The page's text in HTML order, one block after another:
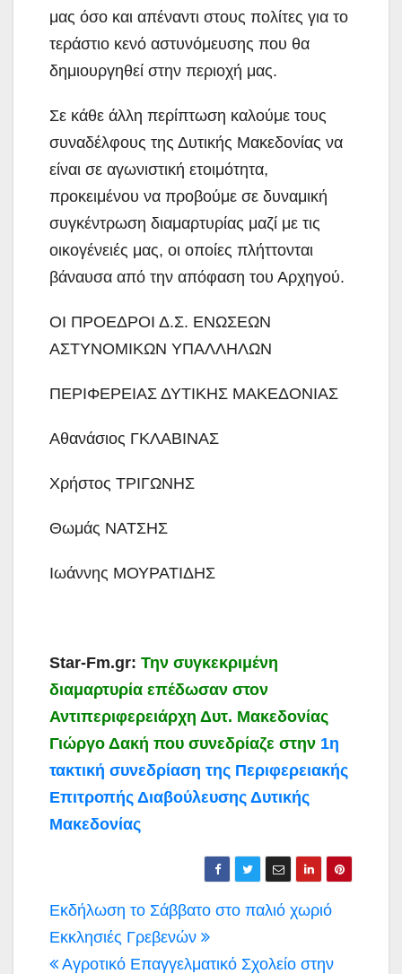
μας όσο και απέναντι στους πολίτες για το
τεράστιο κενό αστυνόμευσης που θα
δημιουργηθεί στην περιοχή μας.
Σε κάθε άλλη περίπτωση καλούμε τους
συναδέλφους της Δυτικής Μακεδονίας να
είναι σε αγωνιστική ετοιμότητα,
προκειμένου να προβούμε σε δυναμική
συγκέντρωση διαμαρτυρίας μαζί με τις
οικογένειές μας, οι οποίες πλήττονται
βάναυσα από την απόφαση του Αρχηγού.
ΟΙ ΠΡΟΕΔΡΟΙ Δ.Σ. ΕΝΩΣΕΩΝ
ΑΣΤΥΝΟΜΙΚΩΝ ΥΠΑΛΛΗΛΩΝ
ΠΕΡΙΦΕΡΕΙΑΣ ΔΥΤΙΚΗΣ ΜΑΚΕΔΟΝΙΑΣ
Αθανάσιος ΓΚΛΑΒΙΝΑΣ
Χρήστος ΤΡΙΓΩΝΗΣ
Θωμάς ΝΑΤΣΗΣ
Ιωάννης ΜΟΥΡΑΤΙΔΗΣ
Star-Fm.gr: Την συγκεκριμένη
διαμαρτυρία επέδωσαν στον
Αντιπεριφερειάρχη Δυτ. Μακεδονίας
Γιώργο Δακή που συνεδρίαζε στην 1η
τακτική συνεδρίαση της Περιφερειακής
Επιτροπής Διαβούλευσης Δυτικής
Μακεδονίας
Πλοήγηση
άρθρων
Εκδήλωση το Σάββατο στο παλιό χωριό
Εκκλησιές Γρεβενών
Αγροτικό Επαγγελματικό Σχολείο στην